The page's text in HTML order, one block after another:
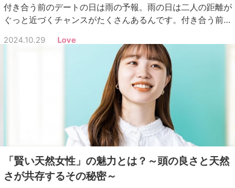
付き合う前のデートの日は雨の予報。雨の日は二人の距離が
ぐっと近づくチャンスがたくさんあるんです。付き合う前の
めな過ごし方を紹介します。付き合う前のデートを素敵な時
2024.10.29 Love
「賢い天然女性」の魅力とは？～頭の良さと天然
さが共存するその秘密～